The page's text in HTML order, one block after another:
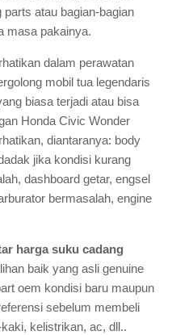
atau bagian-bagian
masa pakainya.
dalam perawatan
mobil tua legendaris
biasa terjadi atau bisa
Honda Civic Wonder
diantaranya: body
jika kondisi kurang
dashboard getar, engsel
bermasalah, engine
harga suku cadang
baik yang asli genuine
oem kondisi baru maupun
sebelum membeli
kelistrikan, ac, dll..